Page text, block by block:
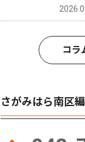
市立博物館 プ
新愛称に きらコラ
さがみはら南区